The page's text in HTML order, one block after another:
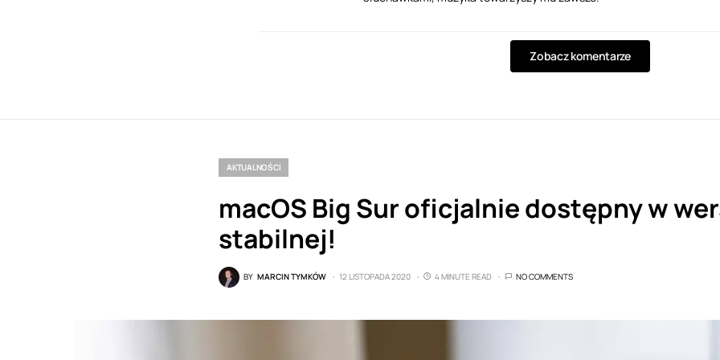
Zobacz komentarze
AKTUALNOŚCI
macOS Big Sur oficjalnie dostępny w
stabilnej!
BY MARCIN TYMKÓW 12 LISTOPADA 2020 4 MINUTE READ NO COMMENTS